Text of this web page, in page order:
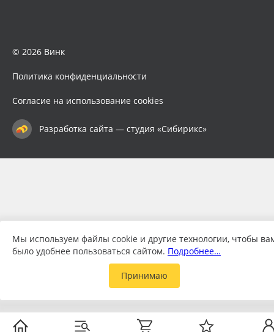
© 2026 Винк
Политика конфиденциальности
Согласие на использование cookies
Разработка сайта — студия «Сибирикс»
Мы используем файлы cookie и другие технологии, чтобы
было удобнее пользоваться сайтом. Подробнее…
Принимаю